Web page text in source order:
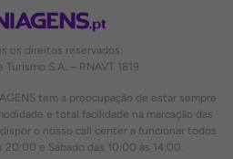
os direitos reservados:
Turismo S.A. – RNAVT 1819
tem a preocupação de estar sempre
e total facilidade na marcação das
o nosso call center a funcionar todos
20:00 e Sábado das 10:00 às 14:00.